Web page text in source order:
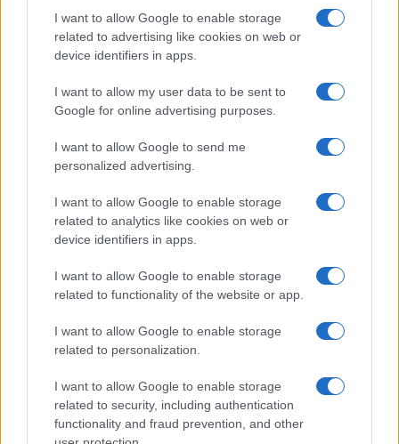
I want to allow Google to enable storage
related to advertising like cookies on web or
device identifiers in apps.
I want to allow my user data to be sent to
Google for online advertising purposes.
I want to allow Google to send me
personalized advertising.
I want to allow Google to enable storage
related to analytics like cookies on web or
device identifiers in apps.
I want to allow Google to enable storage
related to functionality of the website or app.
I want to allow Google to enable storage
related to personalization.
I want to allow Google to enable storage
related to security, including authentication
functionality and fraud prevention, and other
o
o
k
r st A
p
p
2026
Le ultime offerte di lavoro a Olbia e in Gallura
Cumuli di rifiuti a Santa Teresa Gallura, la
segnalazione dei residenti
Incendi in Gallura, devastati un chiosco e due
Cannigione celebra la cultura gallurese con il